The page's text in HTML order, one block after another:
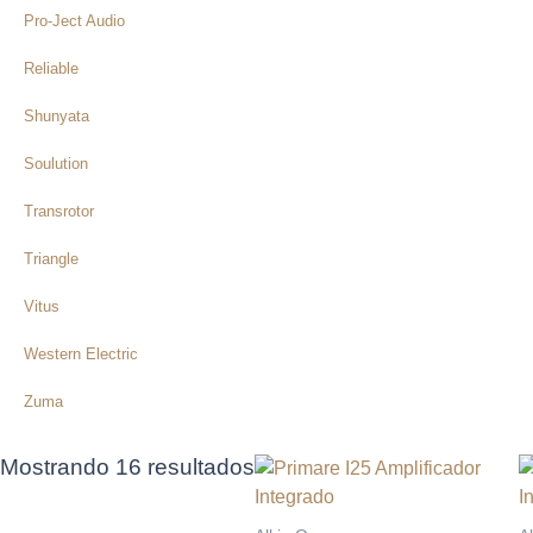
Pro-Ject Audio
Reliable
Shunyata
Soulution
Transrotor
Triangle
Vitus
Western Electric
Zuma
Mostrando 16 resultados
Rango
Este
producto